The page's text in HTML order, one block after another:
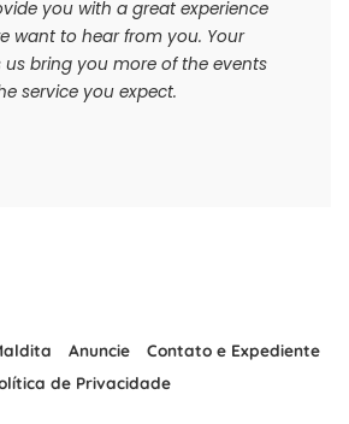
you with a great experience
want to hear from you. Your
us bring you more of the events
service you expect.
Anuncie
Contato e Expediente
de Privacidade